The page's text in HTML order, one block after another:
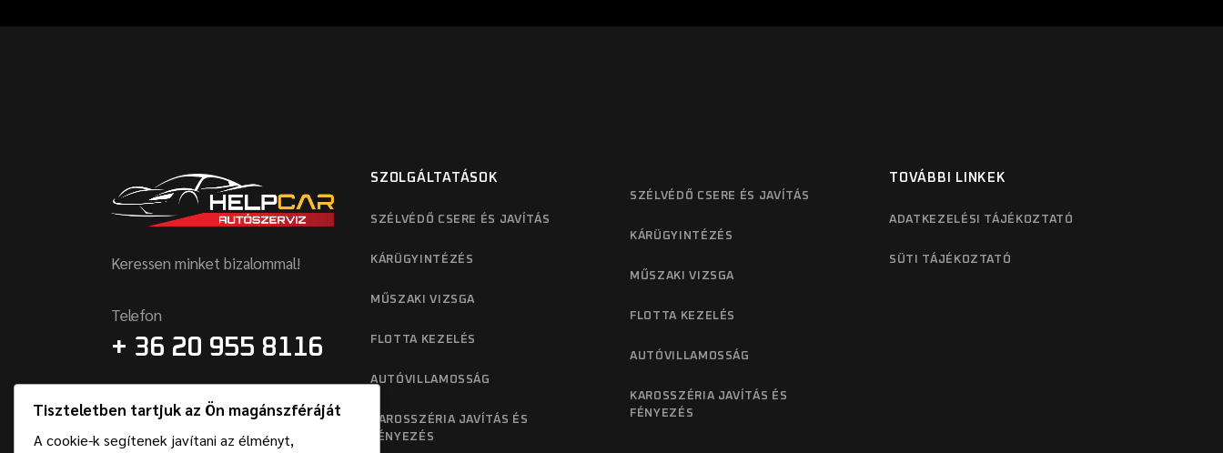
Keressen minket bizalommal!
Telefon
+ 36 20 955 8116
Címünk
2120, DUNAKESZI, GIDA U. 4.
SZOLGÁLTATÁSOK
SZÉLVÉDŐ CSERE ÉS JAVÍTÁS
KÁRÜGYINTÉZÉS
MŰSZAKI VIZSGA
FLOTTA KEZELÉS
AUTÓVILLAMOSSÁG
KAROSSZÉRIA JAVÍTÁS ÉS
FÉNYEZÉS
SZÉLVÉDŐ CSERE ÉS JAVÍTÁS
KÁRÜGYINTÉZÉS
MŰSZAKI VIZSGA
FLOTTA KEZELÉS
AUTÓVILLAMOSSÁG
KAROSSZÉRIA JAVÍTÁS ÉS
FÉNYEZÉS
TOVÁBBI LINKEK
ADATKEZELÉSI TÁJÉKOZTATÓ
SÜTI TÁJÉKOZTATÓ
Tiszteletben tartjuk az Ön magánszféráját
A cookie-k segítenek javítani az élményt,